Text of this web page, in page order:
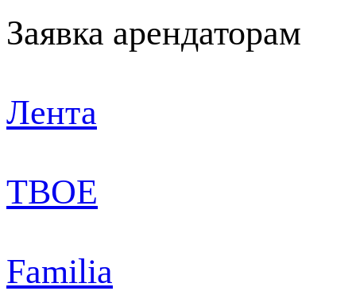
Заявка арендаторам
Лента
ТВОЕ
Familia